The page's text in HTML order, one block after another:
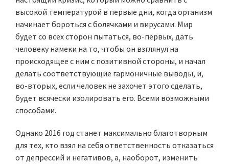
высокой температурой в первые дни, когда организм
начинает бороться с болячками и вирусами. Мир
будет со всех сторон пытаться, во-первых, дать
человеку намеки на то, чтобы он взглянул на
происходящее с ним с позитивной стороны, и начал
делать соответствующие гармоничные выводы, и,
во-вторых, если человек не захочет этого сделать,
будет всячески изолировать его. Всеми возможными
способами.
Однако 2016 год станет максимально благотворным
для тех, кто взял на себя ответственность отказаться
от депрессий и негативов, а, наоборот, изменить